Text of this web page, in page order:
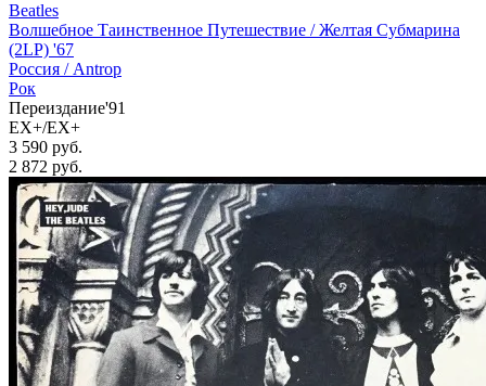
Beatles
Волшебное Таинственное Путешествие / Желтая Субмарина
(2LP) '67
Россия / Antrop
Рок
Переиздание'91
EX+/EX+
3 590 руб.
2 872 руб.